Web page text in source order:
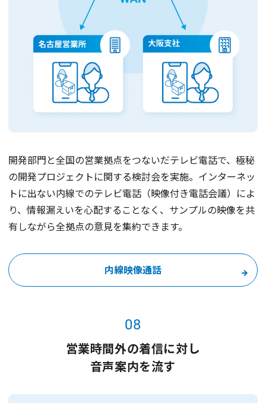
開発部門と全国の営業拠点をつないだテレビ電話で、極秘
の開発プロジェクトに関する検討会を実施。インターネッ
トに出ない内線でのテレビ電話（映像付き電話会議）によ
り、情報漏えいを心配することなく、サンプルの映像を共
有しながら全拠点の意見を集約できます。
内線映像通話
08
営業時間外の着信に対し
音声案内を流す